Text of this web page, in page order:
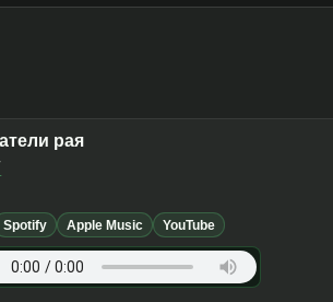
рая
Spotify Apple Music YouTube